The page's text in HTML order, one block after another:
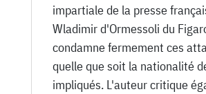
impartiale de la presse
Wladimir d'Ormessoli du
condamne fermement ces
quelle que soit la nationalité
impliqués. L'auteur critique